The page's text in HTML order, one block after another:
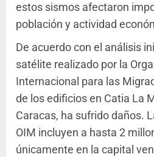
estos sismos afectaron
población y actividad
De acuerdo con el análisis
satélite realizado por la
Internacional para las
de los edificios en Catia La
Caracas, ha sufrido daños.
OIM incluyen a hasta 2
únicamente en la capital